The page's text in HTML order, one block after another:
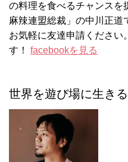
の料理を食べるチャンスを
麻辣連盟総裁」の中川正道
お気軽に友達申請ください
す！ facebookを見る
世界を遊び場に生きる